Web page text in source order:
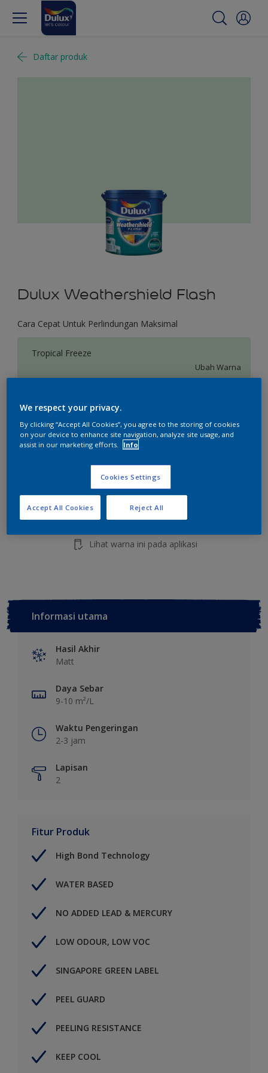
Daftar produk
Dulux Weathershield Flash
Cara Cepat Untuk Perlindungan Maksimal
Tropical Freeze
Ubah Warna
2.5 L 20 L
Kalkulator cat
Tambahkan ke Ruang Kerja Temukan Toko
Lihat warna ini pada aplikasi
Informasi utama
Hasil Akhir
Matt
Daya Sebar
9-10 m²/L
Waktu Pengeringan
2-3 jam
Lapisan
2
Fitur Produk
High Bond Technology
WATER BASED
NO ADDED LEAD & MERCURY
LOW ODOUR, LOW VOC
SINGAPORE GREEN LABEL
PEEL GUARD
PEELING RESISTANCE
KEEP COOL
We respect your privacy.
By clicking “Accept All Cookies”, you agree to the storing of cookies
on your device to enhance site navigation, analyze site usage, and
assist in our marketing efforts.
Info
Cookies Settings
Reject All
Accept All Cookies